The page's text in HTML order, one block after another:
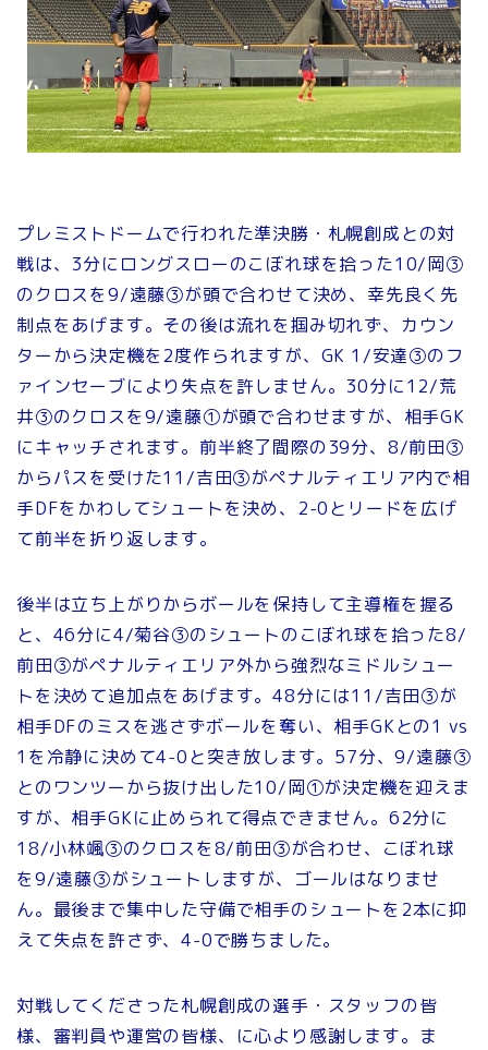
プレミストドームで行われた準決勝・札幌創成との対
戦は、3分にロングスローのこぼれ球を拾った10/岡③
のクロスを9/遠藤③が頭で合わせて決め、幸先良く先
制点をあげます。その後は流れを掴み切れず、カウン
ターから決定機を2度作られますが、GK 1/安達③のフ
ァインセーブにより失点を許しません。30分に12/荒
井③のクロスを9/遠藤①が頭で合わせますが、相手GK
にキャッチされます。前半終了間際の39分、8/前田③
からパスを受けた11/吉田③がペナルティエリア内で相
手DFをかわしてシュートを決め、2-0とリードを広げ
て前半を折り返します。
後半は立ち上がりからボールを保持して主導権を握る
と、46分に4/菊谷③のシュートのこぼれ球を拾った8/
前田③がペナルティエリア外から強烈なミドルシュー
トを決めて追加点をあげます。48分には11/吉田③が
相手DFのミスを逃さずボールを奪い、相手GKとの1 vs
1を冷静に決めて4-0と突き放します。57分、9/遠藤③
とのワンツーから抜け出した10/岡①が決定機を迎えま
すが、相手GKに止められて得点できません。62分に
18/小林颯③のクロスを8/前田③が合わせ、こぼれ球
を9/遠藤③がシュートしますが、ゴールはなりませ
ん。最後まで集中した守備で相手のシュートを2本に抑
えて失点を許さず、4-0で勝ちました。
対戦してくださった札幌創成の選手・スタッフの皆
様、審判員や運営の皆様、に心より感謝します。ま